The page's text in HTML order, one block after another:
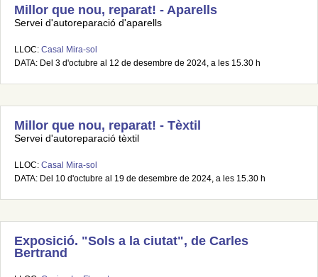
Millor que nou, reparat! - Aparells
Servei d'autoreparació d'aparells
LLOC: Casal Mira-sol
DATA: Del 3 d'octubre al 12 de desembre de 2024, a les 15.30 h
Millor que nou, reparat! - Tèxtil
Servei d'autoreparació tèxtil
LLOC: Casal Mira-sol
DATA: Del 10 d'octubre al 19 de desembre de 2024, a les 15.30 h
Exposició. "Sols a la ciutat", de Carles
Bertrand